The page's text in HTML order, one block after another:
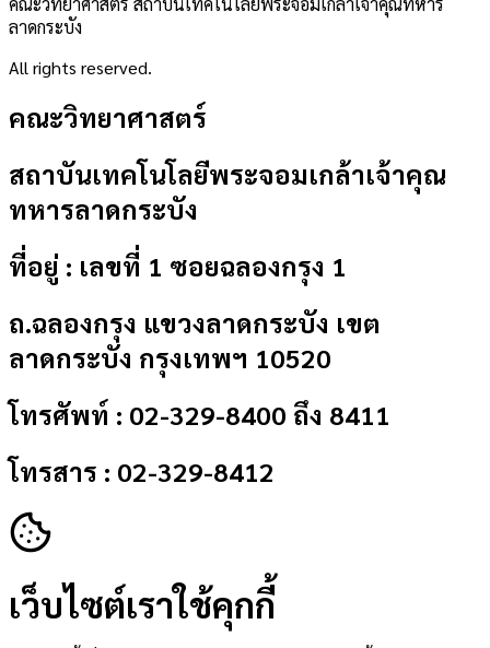
ลาดกระบัง
All rights reserved.
คณะวิทยาศาสตร์
สถาบันเทคโนโลยีพระจอมเกล้าเจ้าคุณ
ทหารลาดกระบัง
ที่อยู่ : เลขที่ 1 ซอยฉลองกรุง 1
ถ.ฉลองกรุง แขวงลาดกระบัง เขต
ลาดกระบัง กรุงเทพฯ 10520
โทรศัพท์ : 02-329-8400 ถึง 8411
โทรสาร : 02-329-8412
เว็บไซต์เราใช้คุกกี้